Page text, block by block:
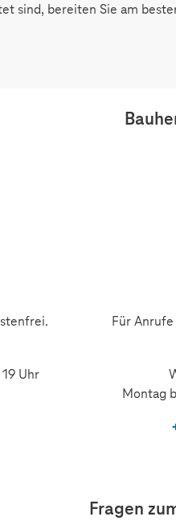
sind, bereiten Sie am
Uhr
Für
Montag
Fragen